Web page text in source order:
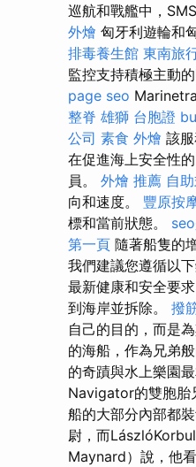
巡航和戰艦中，
外燴 匈牙利遊輪和
排毒養生館 東南旅
監控支持積極主動
page seo
整脊 雄獅 台胞證
公司 素食 外燴 該
在促進海上安全性
員。 外燴 推薦 自
向和速度。 豐原按
標和當前狀態。
第一頁 隨著船隻的
我們建議您遵循以
最新健康和安全要
到海岸並拆除。 撥
自己的目的，而是
的海船，作為兄弟
的奇蹟與水上樂園
Navigator的雙胞胎
船的大部分內部都
尉，而
Maynard）說，他